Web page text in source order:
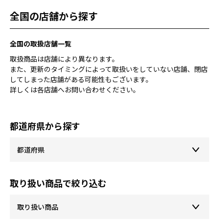
全国の店舗から探す
全国の取扱店舗一覧
取扱商品は店舗により異なります。
また、更新のタイミングによって取扱いをしていない店舗、閉店
してしまった店舗がある可能性もございます。
詳しくは各店舗へお問い合わせください。
都道府県から探す
取り扱い商品で絞り込む